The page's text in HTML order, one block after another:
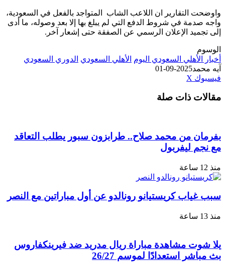
واوضحت التقارير ان اللاعب الشاب المتواجد بالفعل في السعودية،
واجه صدمة في شروط الدفع التي لم يبلغ بها إلا بعد وصوله، ما أدى
إلى تجميد الإعلان الرسمي عن الصفقة حتى إشعار آخر.
الوسوم
أخبار الأهلي السعودي اليوم الأهلي السعودي الدوري السعودي
آيه محمد2025-09-01
فيسبوك ‫X
البريد
مقالات ذات صلة
بفرمان من محمد صلاح.. طرابزون سبور يطلب التعاقد
مع نجم ليفربول
منذ 12 ساعة
سبب غياب كريستيانو رونالدو عن أول مباراتين مع النصر
منذ 13 ساعة
يلا شوت مشاهدة مباراة ريال مدريد ضد فيرينكفاروس
بث مباشر استعدادًا لموسم 26/27